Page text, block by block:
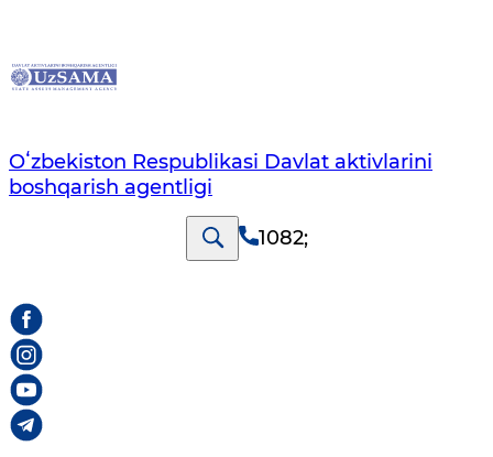
Oʻzbekiston Respublikasi Davlat aktivlarini
boshqarish agentligi
1082;